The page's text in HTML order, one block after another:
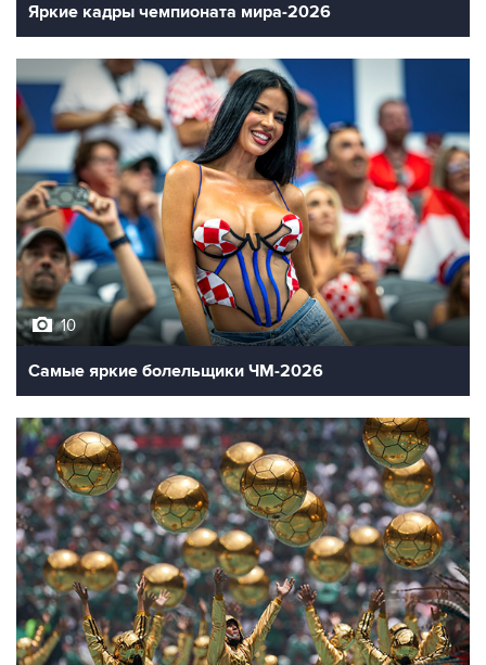
Яркие кадры чемпионата мира-2026
10
Самые яркие болельщики ЧМ-2026